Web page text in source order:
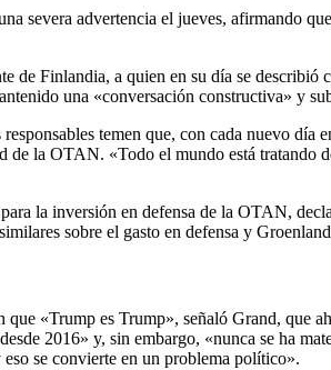
severa advertencia el jueves, afirmando
de Finlandia, a quien en su día se
una «conversación constructiva» y
temen que, con cada nuevo
de la OTAN. «Todo el mundo está tratando
la inversión en defensa de la OTAN,
sobre el gasto en defensa y
que «Trump es Trump», señaló Grand, que
2016» y, sin embargo, «nunca se ha
se convierte en un problema político».